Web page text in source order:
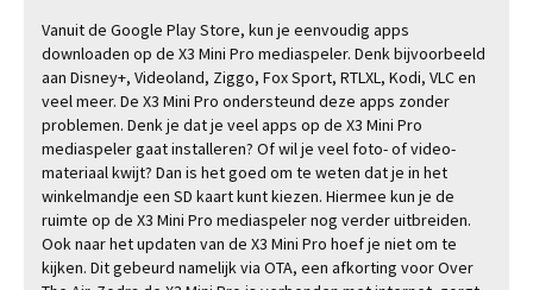
Vanuit de Google Play Store, kun je eenvoudig apps
downloaden op de X3 Mini Pro mediaspeler. Denk bijvoorbeeld
aan Disney+, Videoland, Ziggo, Fox Sport, RTLXL, Kodi, VLC en
veel meer. De X3 Mini Pro ondersteund deze apps zonder
problemen. Denk je dat je veel apps op de X3 Mini Pro
mediaspeler gaat installeren? Of wil je veel foto- of video-
materiaal kwijt? Dan is het goed om te weten dat je in het
winkelmandje een SD kaart kunt kiezen. Hiermee kun je de
ruimte op de X3 Mini Pro mediaspeler nog verder uitbreiden.
Ook naar het updaten van de X3 Mini Pro hoef je niet om te
kijken. Dit gebeurd namelijk via OTA, een afkorting voor Over